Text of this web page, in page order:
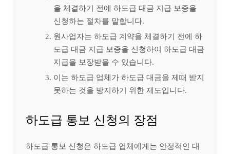
을 체결하기 전에 하도급 대금 지급 보증을
신청하는 절차를 말합니다.
원사업자는 하도급 계약을 체결하기 전에 하
도급 대금 지급 보증을 신청하여 하도급 대금
지급을 보장받을 수 있습니다.
이는 하도급 업체가 하도급 대금을 제때 받지
못하는 것을 방지하기 위한 제도입니다.
하도급 통보 신청의 장점
하도급 통보 신청은 하도급 업체에게는 안정적인 대